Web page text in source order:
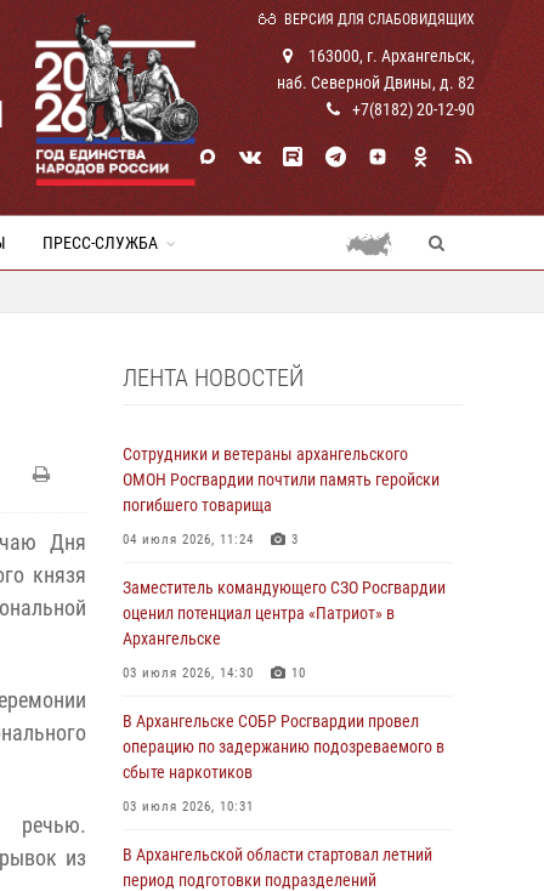
ВЕРСИЯ ДЛЯ СЛАБОВИДЯЩИХ
163000, г. Архангельск,
наб. Северной Двины, д. 82
+7(8182) 20-12-90
ПРЕСС-СЛУЖБА
Дня
князя
речью.
из
ЛЕНТА НОВОСТЕЙ
Сотрудники и ветераны архангельского
ОМОН Росгвардии почтили память геройски
погибшего товарища
04 июля 2026, 11:24 3
Заместитель командующего СЗО Росгвардии
оценил потенциал центра «Патриот» в
Архангельске
03 июля 2026, 14:30 10
В Архангельске СОБР Росгвардии провел
операцию по задержанию подозреваемого в
сбыте наркотиков
03 июля 2026, 10:31
В Архангельской области стартовал летний
период подготовки подразделений